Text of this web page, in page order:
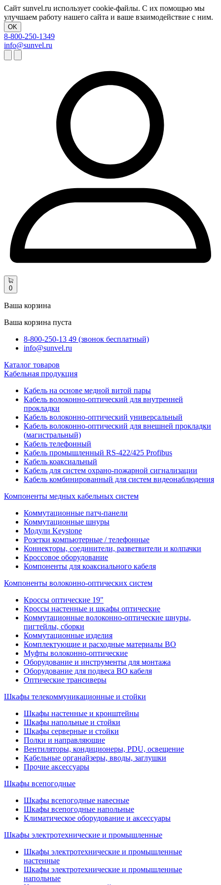
Сайт sunvel.ru использует cookie-файлы. С их помощью мы
улучшаем работу нашего сайта и ваше взаимодействие с ним.
OK
8-800-250-1349
info@sunvel.ru
0
Ваша корзина
Ваша корзина пуста
8-800-250-13 49 (звонок бесплатный)
info@sunvel.ru
Каталог товаров
Кабельная продукция
Кабель на основе медной витой пары
Кабель волоконно-оптический для внутренней
прокладки
Кабель волоконно-оптический универсальный
Кабель волоконно-оптический для внешней прокладки
(магистральный)
Кабель телефонный
Кабель промышленный RS-422/425 Profibus
Кабель коаксиальный
Кабель для систем охрано-пожарной сигнализации
Кабель комбинированный для систем видеонаблюдения
Компоненты медных кабельных систем
Коммутационные патч-панели
Коммутационные шнуры
Модули Keystone
Розетки компьютерные / телефонные
Коннекторы, соединители, разветвители и колпачки
Кроссовое оборудование
Компоненты для коаксиального кабеля
Компоненты волоконно-оптических систем
Кроссы оптические 19"
Кроссы настенные и шкафы оптические
Коммутационные волоконно-оптические шнуры,
пигтейлы, сборки
Коммутационные изделия
Комплектующие и расходные материалы ВО
Муфты волоконно-оптические
Оборудование и инструменты для монтажа
Оборудование для подвеса ВО кабеля
Оптические трансиверы
Шкафы телекоммуникационные и стойки
Шкафы настенные и кронштейны
Шкафы напольные и стойки
Шкафы серверные и стойки
Полки и направляющие
Вентиляторы, кондиционеры, PDU, освещение
Кабельные органайзеры, вводы, заглушки
Прочие аксеcсуары
Шкафы всепогодные
Шкафы всепогодные навесные
Шкафы всепогодные напольные
Климатическое оборудование и аксессуары
Шкафы электротехнические и промышленные
Шкафы электротехнические и промышленные
настенные
Шкафы электротехнические и промышленные
напольные